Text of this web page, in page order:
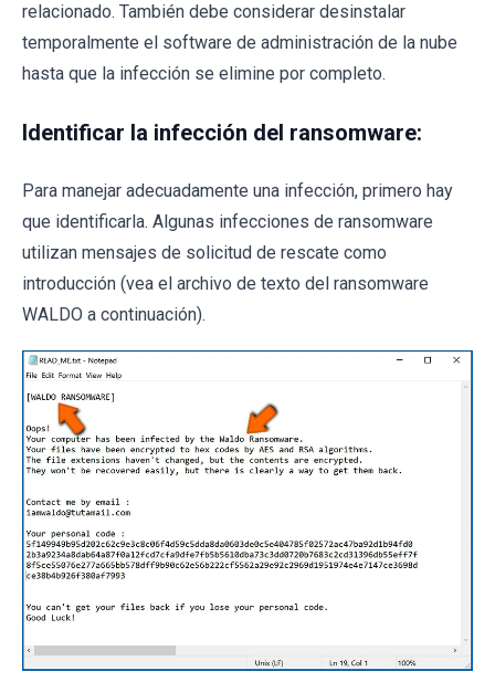
relacionado. También debe considerar desinstalar
temporalmente el software de administración de la nube
hasta que la infección se elimine por completo.
Identificar la infección del ransomware:
Para manejar adecuadamente una infección, primero hay
que identificarla. Algunas infecciones de ransomware
utilizan mensajes de solicitud de rescate como
introducción (vea el archivo de texto del ransomware
WALDO a continuación).